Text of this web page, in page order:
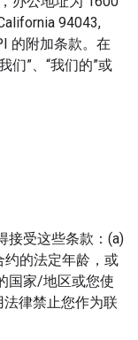
94043,
的附加条款。在
们”、“我们的”或
接受这些条款：(a)
约的法定年龄，或
国家/地区或您使
律禁止您作为联